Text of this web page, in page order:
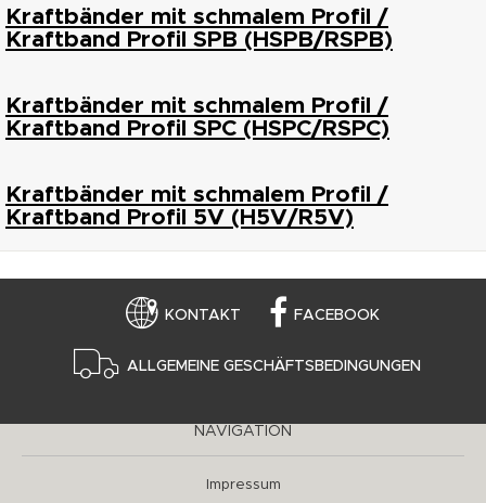
Kraftbänder mit schmalem Profil /
Kraftband Profil SPB (HSPB/RSPB)
Kraftbänder mit schmalem Profil /
Kraftband Profil SPC (HSPC/RSPC)
Kraftbänder mit schmalem Profil /
Kraftband Profil 5V (H5V/R5V)
KONTAKT FACEBOOK
ALLGEMEINE GESCHÄFTSBEDINGUNGEN
NAVIGATION
Impressum